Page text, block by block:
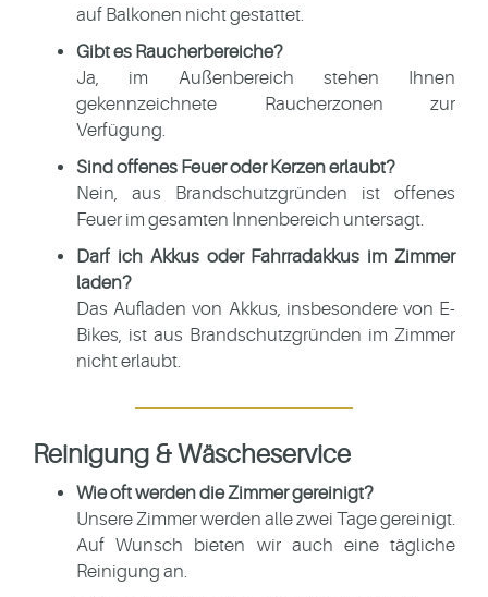
auf Balkonen nicht gestattet.
Gibt es Raucherbereiche?
Ja, im Außenbereich stehen Ihnen
gekennzeichnete Raucherzonen zur
Verfügung.
Sind offenes Feuer oder Kerzen erlaubt?
Nein, aus Brandschutzgründen ist offenes
Feuer im gesamten Innenbereich untersagt.
Darf ich Akkus oder Fahrradakkus im Zimmer
laden?
Das Aufladen von Akkus, insbesondere von E-
Bikes, ist aus Brandschutzgründen im Zimmer
nicht erlaubt.
Reinigung & Wäscheservice
Wie oft werden die Zimmer gereinigt?
Unsere Zimmer werden alle zwei Tage gereinigt.
Auf Wunsch bieten wir auch eine tägliche
Reinigung an.